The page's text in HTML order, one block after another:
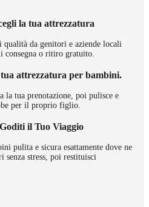
la tua attrezzatura
da genitori e aziende locali
consegna o ritiro gratuito.
attrezzatura per bambini.
la tua prenotazione, poi pulisce e
per il proprio figlio.
il Tuo Viaggio
pulita e sicura esattamente dove ne
stress, poi restituisci